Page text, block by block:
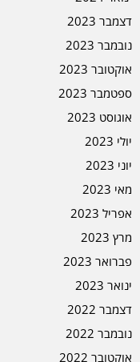
דצמבר 2023
נובמבר 2023
אוקטובר 2023
ספטמבר 2023
אוגוסט 2023
יולי 2023
יוני 2023
מאי 2023
אפריל 2023
מרץ 2023
פברואר 2023
ינואר 2023
דצמבר 2022
נובמבר 2022
אוקטובר 2022